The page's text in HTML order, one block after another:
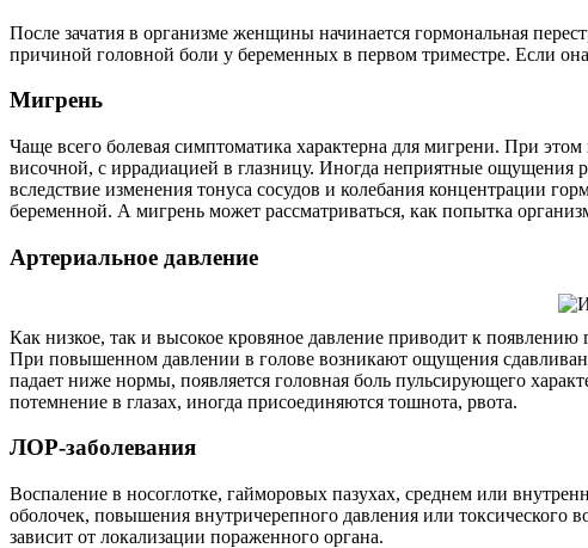
После зачатия в организме женщины начинается гормональная
причиной головной боли у беременных в первом триместре. Если
Мигрень
Чаще всего болевая симптоматика характерна для мигрени. При
височной, с иррадиацией в глазницу. Иногда неприятные ощущения
вследствие изменения тонуса сосудов и колебания концентрации
беременной. А мигрень может рассматриваться, как попытка
Артериальное давление
Как низкое, так и высокое кровяное давление приводит к
При повышенном давлении в голове возникают ощущения
падает ниже нормы, появляется головная боль пульсирующего
потемнение в глазах, иногда присоединяются тошнота, рвота.
ЛОР-заболевания
Воспаление в носоглотке, гайморовых пазухах, среднем или
оболочек, повышения внутричерепного давления или токсического
зависит от локализации пораженного органа.